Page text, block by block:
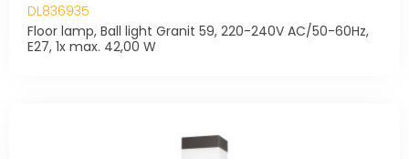
DL836935
Floor lamp, Ball light Granit 59, 220-240V AC/50-60Hz,
E27, 1x max. 42,00 W